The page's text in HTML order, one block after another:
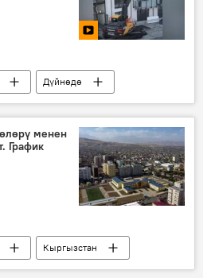
Дүйнөдө
Мультимедиа
менен
График
Кыргызстан